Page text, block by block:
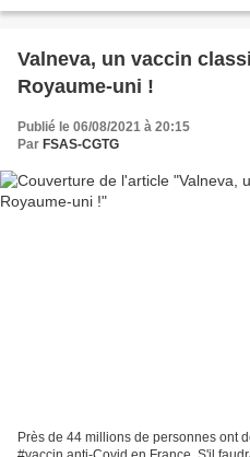
Valneva, un vaccin
Royaume-uni !
Publié le 06/08/2021 à 20:15
Par FSAS-CGTG
Près de 44 millions de personnes ont